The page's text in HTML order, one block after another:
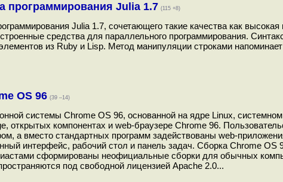
программирования Julia 1.7 (115 +8)
Julia 1.7, сочетающего такие качества как
средства для параллельного программирования.
из Ruby и Lisp. Метод манипуляции строками
OS 96 (39 –14)
системы Chrome OS 96, основанной на ядре Linux,
открытых компонентах и web-браузере Chrome 96.
а вместо стандартных программ задействованы web-
интерфейс, рабочий стол и панель задач. Сборка Chrome
сформированы неофициальные сборки для обычных
под свободной лицензией Apache 2.0...